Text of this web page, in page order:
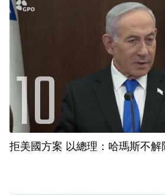
拒美國方案 以總理：哈瑪斯不解